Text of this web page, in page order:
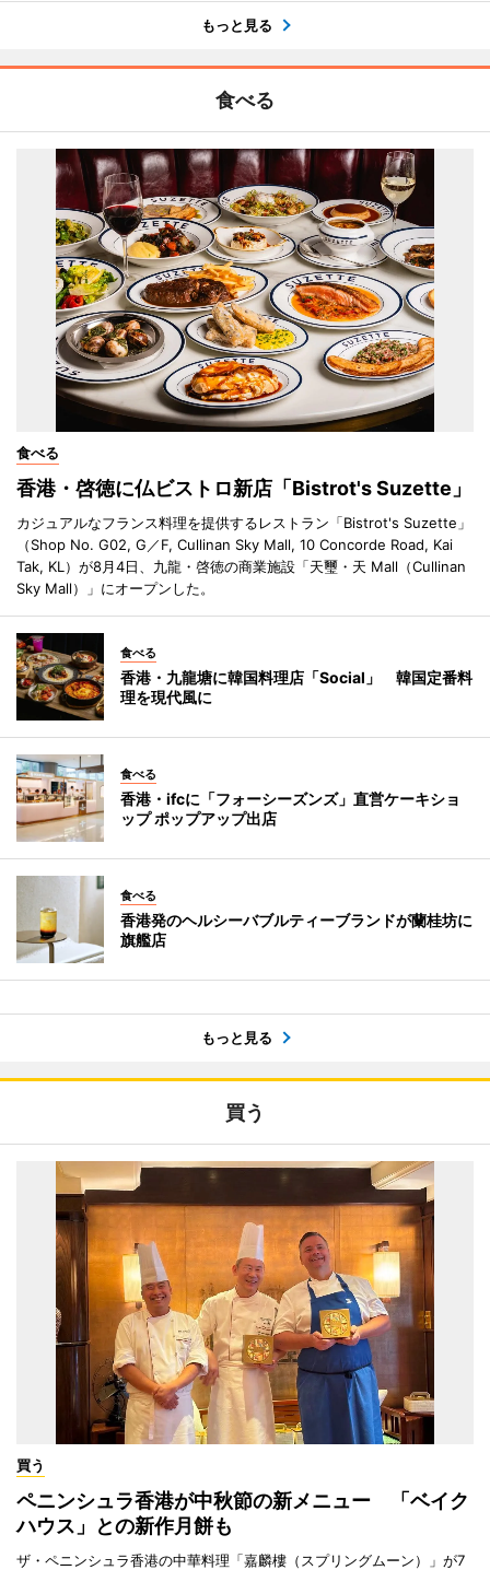
もっと見る
食べる
食べる
香港・啓徳に仏ビストロ新店「Bistrot's Suzette」
カジュアルなフランス料理を提供するレストラン「Bistrot's Suzette」
（Shop No. G02, G／F, Cullinan Sky Mall, 10 Concorde Road, Kai
Tak, KL）が8月4日、九龍・啓徳の商業施設「天璽・天 Mall（Cullinan
Sky Mall）」にオープンした。
食べる
香港・九龍塘に韓国料理店「Social」 韓国定番料
理を現代風に
食べる
香港・ifcに「フォーシーズンズ」直営ケーキショ
ップ ポップアップ出店
食べる
香港発のヘルシーバブルティーブランドが蘭桂坊に
旗艦店
もっと見る
買う
買う
ペニンシュラ香港が中秋節の新メニュー 「ベイク
ハウス」との新作月餅も
ザ・ペニンシュラ香港の中華料理「嘉麟樓（スプリングムーン）」が7